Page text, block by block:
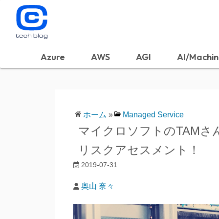
Azure AWS AGI AI/
ホーム » Managed Service
マイクロソフトのTAM
リスクアセスメント！
2019-07-31
奥山 奈々